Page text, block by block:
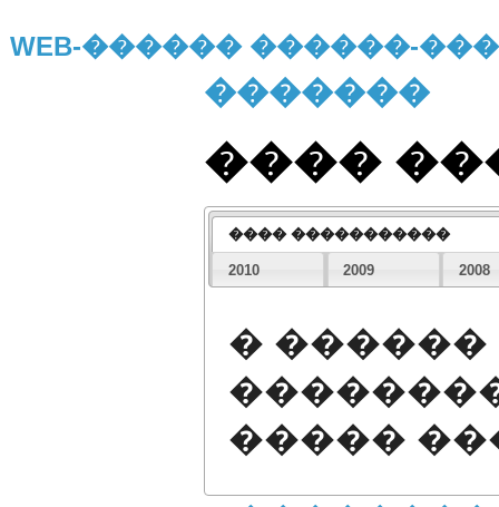
WEB-������ ������-
�������
����
���� �����������
2010 2009 2008
�
�����